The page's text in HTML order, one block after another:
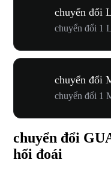
chuyển đổi
chuyển đổi
chuyển đổi
hối đoái